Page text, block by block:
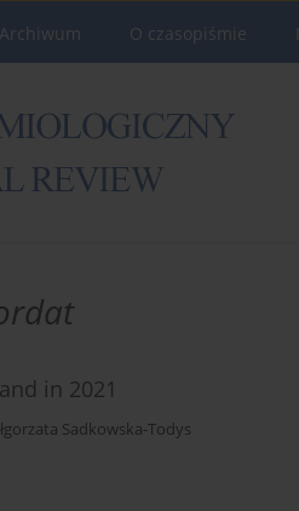
Archiwum O czasopiśmie
in 2021
Sadkowska-Todys